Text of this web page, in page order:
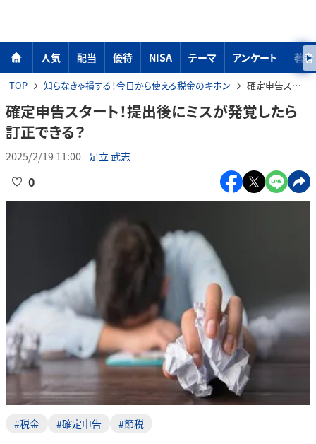
人気 配当 優待 NISA テーマ アンケート 著者
TOP 知らなきゃ損する！今日から使える税金のキホン 確定申告スタート！提出後にミスが発覚したら訂正できる？
確定申告スタート！提出後にミスが発覚したら
訂正できる？
2025/2/19 11:00 足立 武志
0
#税金 #確定申告 #節税